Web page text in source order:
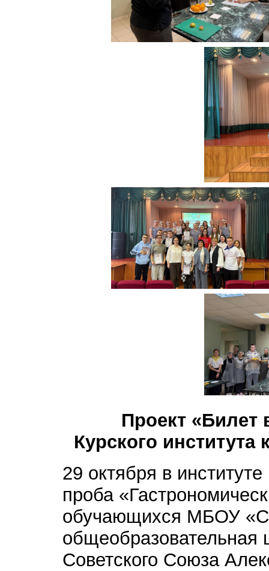
Проект «Билет
Курского
29 октября в
проба
обучающихся МБОУ
Советского Союза